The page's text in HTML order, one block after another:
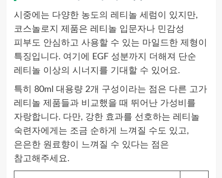
시중에는 다양한 농도의 레티놀 세럼이 있지만,
코스놀로지 제품은 레티놀 입문자나 민감성
피부도 안심하고 사용할 수 있는 마일드한 제형이
특징입니다. 여기에 EGF 성분까지 더해져 단순
레티놀 이상의 시너지를 기대할 수 있어요.
특히 80ml 대용량 2개 구성이라는 점은 다른 고가
레티놀 제품들과 비교했을 때 뛰어난 가성비를
자랑합니다. 다만, 강한 효과를 선호하는 레티놀
숙련자에게는 조금 순하게 느껴질 수도 있고,
은은한 원료향이 느껴질 수 있다는 점은
참고해주세요.